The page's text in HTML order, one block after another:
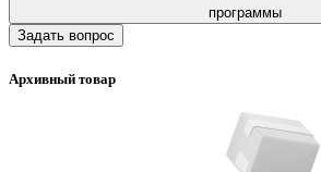
программы
Задать вопрос
Архивный товар